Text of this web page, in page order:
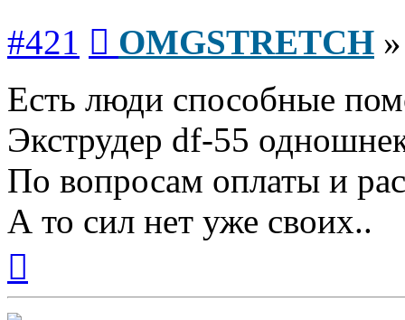
#421 OMGSTRETCH
Есть люди способные
Экструдер df-55
По вопросам оплаты и
А то сил нет уже своих..
началу